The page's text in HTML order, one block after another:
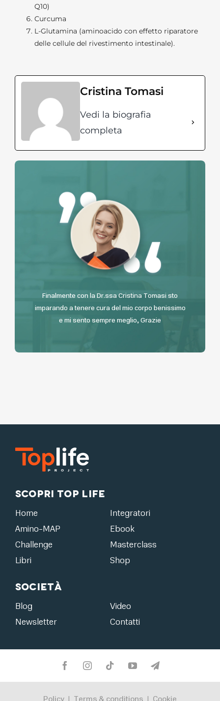
Q10)
Curcuma
L-Glutamina (aminoacido con effetto riparatore
delle cellule del rivestimento intestinale).
Cristina Tomasi
Vedi la biografia
completa
Finalmente con la Dr.ssa Cristina Tomasi sto
imparando a tenere cura del mio corpo benissimo
e mi sento sempre meglio, Grazie
Scopri Top Life
Home
Integratori
Amino-MAP
Ebook
Challenge
Masterclass
Libri
Shop
Società
Blog
Video
Newsletter
Contatti
| |